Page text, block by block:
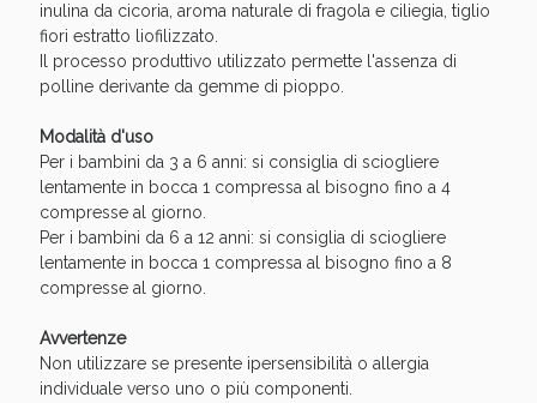
inulina da cicoria, aroma naturale di fragola e ciliegia, tiglio
fiori estratto liofilizzato.
Il processo produttivo utilizzato permette l'assenza di
polline derivante da gemme di pioppo.
Modalità d'uso
Per i bambini da 3 a 6 anni: si consiglia di sciogliere
lentamente in bocca 1 compressa al bisogno fino a 4
compresse al giorno.
Per i bambini da 6 a 12 anni: si consiglia di sciogliere
lentamente in bocca 1 compressa al bisogno fino a 8
compresse al giorno.
Avvertenze
Non utilizzare se presente ipersensibilità o allergia
individuale verso uno o più componenti.
Vie Urinarie e Prostata: Sconti fino al 45% oggi!